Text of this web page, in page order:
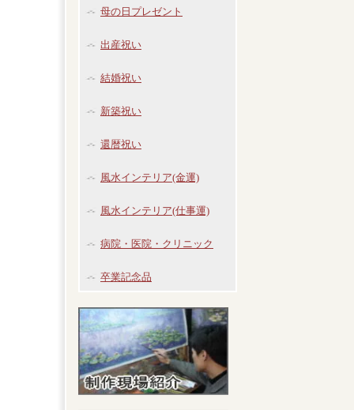
母の日プレゼント
出産祝い
結婚祝い
新築祝い
還暦祝い
風水インテリア(金運)
風水インテリア(仕事運)
病院・医院・クリニック
卒業記念品